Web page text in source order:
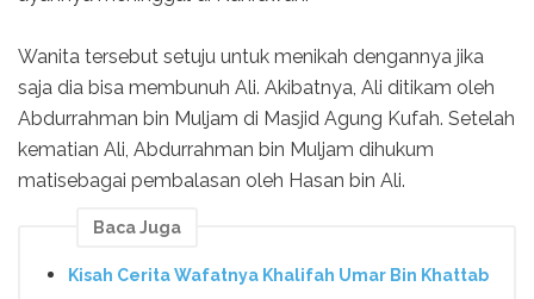
Wanita tersebut setuju untuk menikah dengannya jika
saja dia bisa membunuh Ali. Akibatnya, Ali ditikam oleh
Abdurrahman bin Muljam di Masjid Agung Kufah. Setelah
kematian Ali, Abdurrahman bin Muljam dihukum
matisebagai pembalasan oleh Hasan bin Ali.
Baca Juga
Kisah Cerita Wafatnya Khalifah Umar Bin Khattab